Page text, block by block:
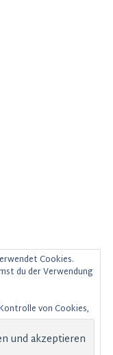
Weber
Cookies.
du der Verwendung
von Cookies,